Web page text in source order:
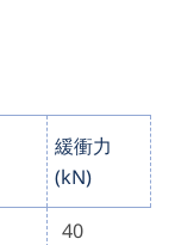
緩衝力
(kN)
40